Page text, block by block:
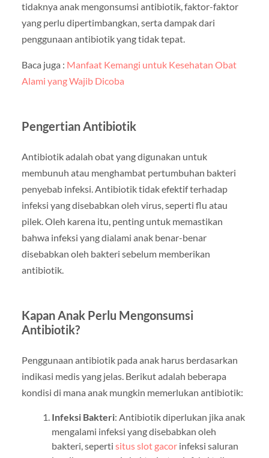
tidaknya anak mengonsumsi antibiotik, faktor-faktor
yang perlu dipertimbangkan, serta dampak dari
penggunaan antibiotik yang tidak tepat.
Baca juga : Manfaat Kemangi untuk Kesehatan Obat
Alami yang Wajib Dicoba
Pengertian Antibiotik
Antibiotik adalah obat yang digunakan untuk
membunuh atau menghambat pertumbuhan bakteri
penyebab infeksi. Antibiotik tidak efektif terhadap
infeksi yang disebabkan oleh virus, seperti flu atau
pilek. Oleh karena itu, penting untuk memastikan
bahwa infeksi yang dialami anak benar-benar
disebabkan oleh bakteri sebelum memberikan
antibiotik.
Kapan Anak Perlu Mengonsumsi
Antibiotik?
Penggunaan antibiotik pada anak harus berdasarkan
indikasi medis yang jelas. Berikut adalah beberapa
kondisi di mana anak mungkin memerlukan antibiotik:
Infeksi Bakteri: Antibiotik diperlukan jika anak
mengalami infeksi yang disebabkan oleh
bakteri, seperti situs slot gacorinfeksi saluran